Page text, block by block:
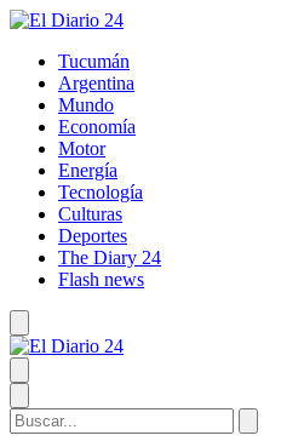
Tucumán
Argentina
Mundo
Economía
Motor
Energía
Tecnología
Culturas
Deportes
The Diary 24
Flash news